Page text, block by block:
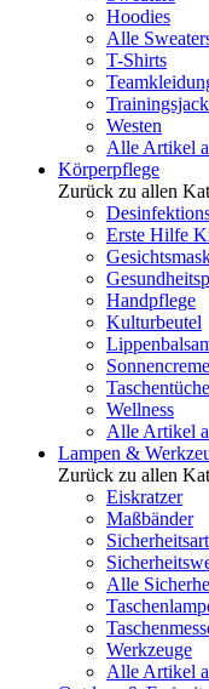
Hoodies
Alle
T-Shirts
Westen
Alle Artikel
Körperpflege
Zurück zu allen
Erste Hilfe
Handpflege
Kulturbeutel
Sonnencreme
Wellness
Alle Artikel
Lampen &
Zurück zu allen
Eiskratzer
Maßbänder
Alle
Werkzeuge
Alle Artikel